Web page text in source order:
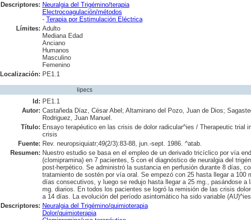
Descriptores: Neuralgia del Trigémino/terapia
Electrocoagulación/métodos
- Terapia por Estimulación Eléctrica
Límites: Adulto
Mediana Edad
Anciano
Humanos
Masculino
Femenino
Localización: PE1.1
lipecs
Id: PE1.1
Autor: Castañeda Díaz, César Abel; Altamirano del Pozo, Juan de Dios;
Rodriguez, Juan Manuel.
Título: Ensayo terapéutico en las crisis de dolor radicular^ies / Therapeutic trial
crisis
Fuente: Rev. neuropsiquiatr;49(2/3):83-88, jun.-sept. 1986. ^atab.
Resumen: Nuestro estudio se basa en el empleo de un derivado tricíclico por vía
(clomipramina) en 7 pacientes, 5 con el diagnóstico de neuralgia del
post-herpético. Se administró la sustancia en perfusión durante 8 días,
tratamiento de sostén por vía oral. Se empezó con 25 hasta llegar a 100
días consecutivos, y luego se redujo hasta llegar a 25 mg., pasándose a
mg. diarios. En todos los pacientes se logró la remisión de las crisis
a 14 días. La evolución del período asintomático ha sido variable (AU)^ies.
Descriptores: Neuralgia del Trigémino/quimioterapia
Dolor/quimioterapia